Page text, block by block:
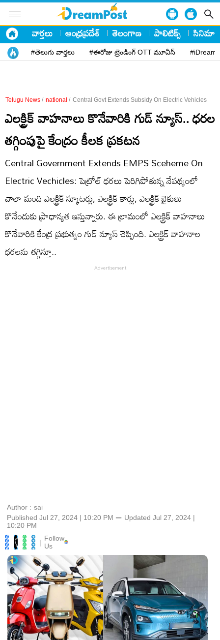
వార్తలు ఆంధ్రప్రదేశ్ తెలంగాణ పాలిటిక్స్ సినిమా
#తెలుగు వార్తలు #ఈరోజు ట్రెండింగ్ OTT మూవీస్
Telugu News / national / Central Govt Extends Subsidy On Electric Vehicles
ఎలక్ట్రిక్ వాహనాలు కొనేవారికి గుడ్ న్యూస్.. ధరల
తగ్గింపుపై కేంద్రం కీలక ప్రకటన
Central Government Extends EMPS Sceheme On
Electric Vechicles: పెట్రోల్ ధరలు పెరిగిపోతున్న నేపథ్యంలో
చాలా మంది ఎలక్ట్రిక్ స్కూటర్లు, ఎలక్ట్రిక్ కార్లు, ఎలక్ట్రిక్ బైకులు
కొనేందుకు ప్రాధాన్యత ఇస్తున్నారు. ఈ ల్రామంలో ఎలక్ట్రిక్ వాహనాలు
కొనేవారికి కేంద్ర ప్రభుత్వం గుడ్ న్యూస్ చెప్పింది. ఎలక్ట్రిక్ వాహనాల
ధరలను తగ్గిస్తూ..
Author : sai
Published Jul 27, 2024 | 10:20 PM ⚊ Updated Jul 27, 2024 |
10:20 PM
| Follow
Us